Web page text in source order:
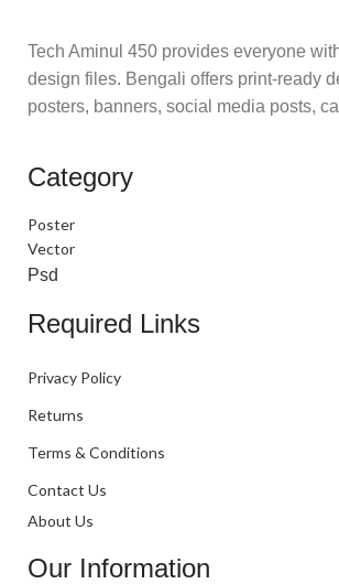
Tech Aminul 450 provides everyone
design files. Bengali offers print-ready
posters, banners, social media posts,
Category
Poster
Vector
Psd
Required Links
Privacy Policy
Returns
Terms & Conditions
Contact Us
About Us
Our Information